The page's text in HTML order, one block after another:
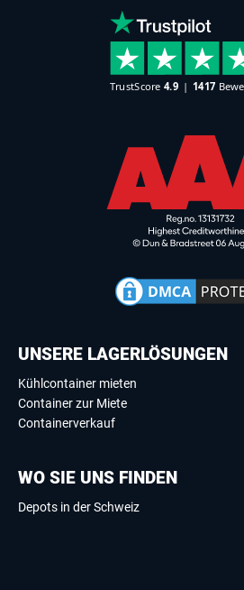
UNSERE LAGERLÖSUNGEN
Kühlcontainer mieten
Container zur Miete
Containerverkauf
WO SIE UNS FINDEN
Depots in der Schweiz